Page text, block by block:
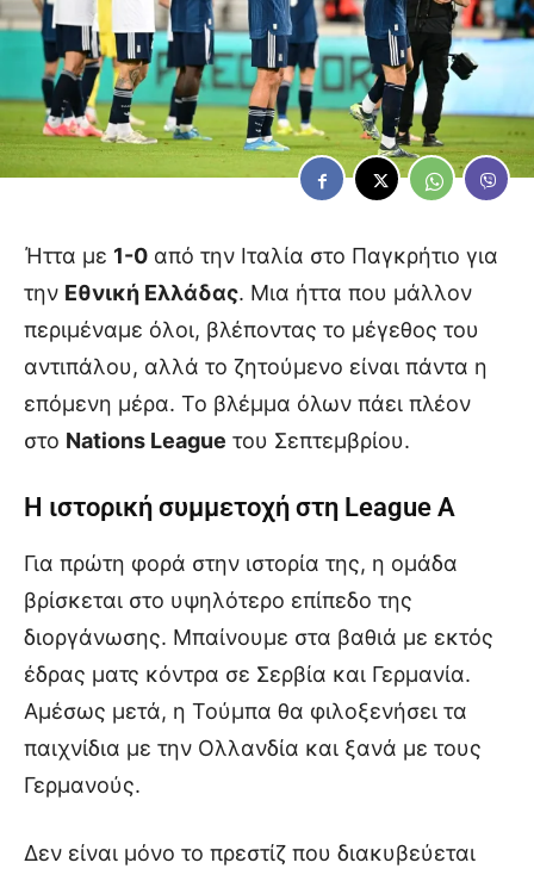
Ήττα με 1-0 από την Ιταλία στο Παγκρήτιο για
την Εθνική Ελλάδας. Μια ήττα που μάλλον
περιμέναμε όλοι, βλέποντας το μέγεθος του
αντιπάλου, αλλά το ζητούμενο είναι πάντα η
επόμενη μέρα. Το βλέμμα όλων πάει πλέον
στο Nations League του Σεπτεμβρίου.
Η ιστορική συμμετοχή στη League A
Για πρώτη φορά στην ιστορία της, η ομάδα
βρίσκεται στο υψηλότερο επίπεδο της
διοργάνωσης. Μπαίνουμε στα βαθιά με εκτός
έδρας ματς κόντρα σε Σερβία και Γερμανία.
Αμέσως μετά, η Τούμπα θα φιλοξενήσει τα
παιχνίδια με την Ολλανδία και ξανά με τους
Γερμανούς.
Δεν είναι μόνο το πρεστίζ που διακυβεύεται